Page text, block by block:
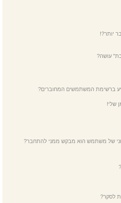
יותר?!
עושה?
ברשימת המשתמשים המחוברים?
שלי!
של משתמש הוא מבקש ממני להתחבר?
לסקר?